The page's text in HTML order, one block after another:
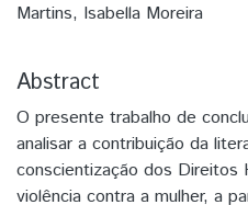
Martins, Isabella Moreira
Abstract
O presente trabalho de
analisar a contribuição da
conscientização dos Direitos
violência contra a mulher, a